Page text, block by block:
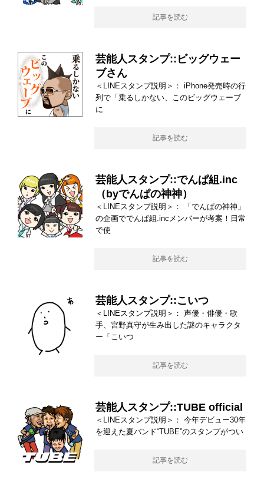
記事を読む
芸能人スタンプ::ビッグウェー
ブさん
＜LINEスタンプ説明＞： iPhone発売時の行
列で「乗るしかない、このビッグウェーブ
に
記事を読む
芸能人スタンプ::でんぱ組.inc
（byでんぱの神神）
＜LINEスタンプ説明＞： 「でんぱの神神」
の企画ででんぱ組.incメンバーが考案！日常
で使
記事を読む
芸能人スタンプ::こいつ
＜LINEスタンプ説明＞： 声優・俳優・歌
手、宮野真守が生み出した謎のキャラクタ
ー「こいつ
記事を読む
芸能人スタンプ::TUBE official
＜LINEスタンプ説明＞： 今年デビュー30年
を迎えた夏バンド“TUBE”のスタンプがつい
記事を読む